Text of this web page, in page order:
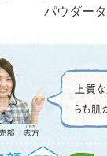
パウダー